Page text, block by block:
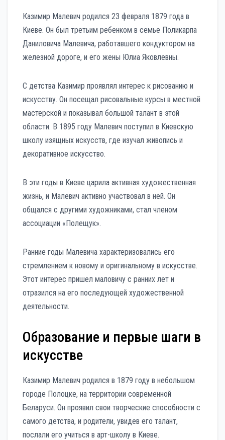
Казимир Малевич родился 23 февраля 1879 года в
Киеве. Он был третьим ребенком в семье Поликарпа
Даниловича Малевича, работавшего кондуктором на
железной дороге, и его жены Юлиа Яковлевны.
С детства Казимир проявлял интерес к рисованию и
искусству. Он посещал рисовальные курсы в местной
мастерской и показывал большой талант в этой
области. В 1895 году Малевич поступил в Киевскую
школу изящных искусств, где изучал живопись и
декоративное искусство.
В эти годы в Киеве царила активная художественная
жизнь, и Малевич активно участвовал в ней. Он
общался с другими художниками, стал членом
ассоциации «Полещук».
Ранние годы Малевича характеризовались его
стремлением к новому и оригинальному в искусстве.
Этот интерес пришел маловичу с ранних лет и
отразился на его последующей художественной
деятельности.
Образование и первые шаги в
искусстве
Казимир Малевич родился в 1879 году в небольшом
городе Полоцке, на территории современной
Беларуси. Он проявил свои творческие способности с
самого детства, и родители, увидев его талант,
послали его учиться в арт-школу в Киеве.